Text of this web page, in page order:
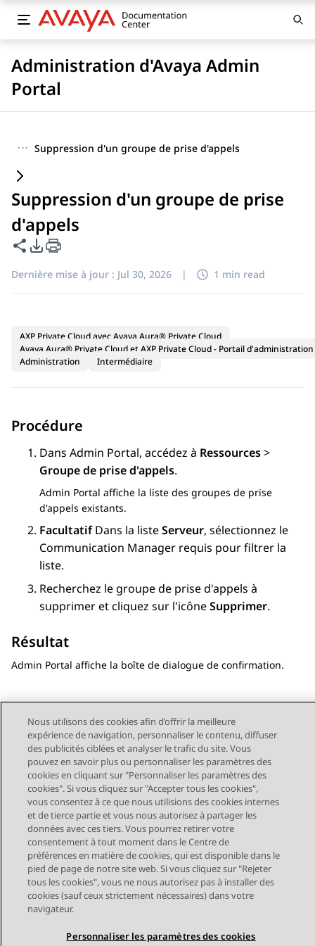
Administration d'Avaya Admin
Portal
··· Suppression d'un groupe de prise d'appels
Suppression d'un groupe de prise
d'appels
Partager cette page
Options d'exportation PDF
Dernière mise à jour : Jul 30, 2026 | 1 min read
AXP Private Cloud avec Avaya Aura® Private Cloud
Avaya Aura® Private Cloud et AXP Private Cloud - Portail d'administration
Administration
Intermédiaire
Procédure
Dans Admin Portal, accédez à Ressources>
Groupe de prise d'appels.
Admin Portal affiche la liste des groupes de prise
d'appels existants.
FacultatifDans la listeServeur, sélectionnez le
Communication Manager requis pour filtrer la
liste.
Recherchez le groupe de prise d'appels à
supprimer et cliquez sur l'icôneSupprimer.
Résultat
Admin Portal affiche la boîte de dialogue de confirmation.
Send Feedback
Navigation par sujet
Sujet précédent Sujet suivant
STAY CONNECTED
Nous utilisons des cookies afin d’offrir la meilleure
expérience de navigation, personnaliser le contenu, diffuser
des publicités ciblées et analyser le trafic du site. Vous
pouvez en savoir plus ou personnaliser les paramètres des
cookies en cliquant sur "Personnaliser les paramètres des
cookies". Si vous cliquez sur "Accepter tous les cookies",
vous consentez à ce que nous utilisions des cookies internes
et de tierce partie et vous nous autorisez à partager les
données avec ces tiers. Vous pourrez retirer votre
consentement à tout moment dans le Centre de
préférences en matière de cookies, qui est disponible dans le
pied de page de notre site web. Si vous cliquez sur "Rejeter
tous les cookies", vous ne nous autorisez pas à installer des
cookies (sauf ceux strictement nécessaires) dans votre
navigateur.
Personnaliser les paramètres des cookies